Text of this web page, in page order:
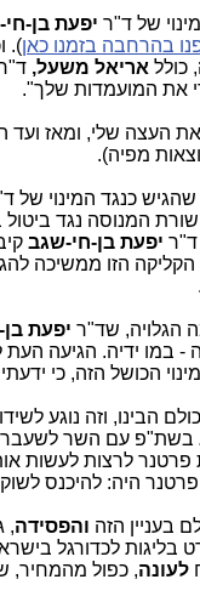
של ד"ר יפעת בן-
בהרחבה בזמנו כאן).
, כולל אריאל משעל,
את המועמדות שלך".
העצה שלי, ומאז ועד
מפיה).
כנגד המינוי של
המנוסה נגד
יפעת בן-חי-שגב
הזו ממשיכה
.
הגלויה, שד"ר יפעת
- במו ידיה. הגיעה
הכושל הזה, כי ידעתי
הבינו, וזה נוגע
בשת"פ עם השר לשעבר
לרצות לעשות
היה: להיכנס
בעניין הזה והפסידה
לעונה, כפול מהמחיר,